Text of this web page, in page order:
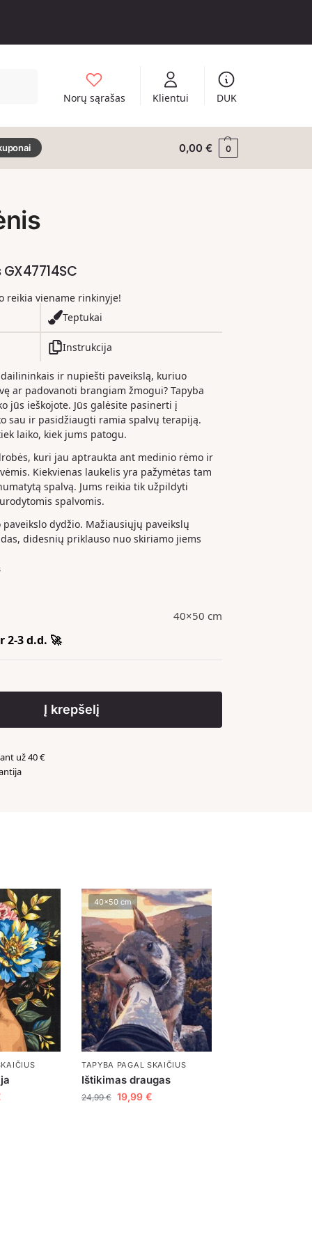
Norų sąrašas Klientui DUK
0,00€ 0
reikia viename rinkinyje!
Teptukai
Instrukcija
ir nupiešti paveikslą, kuriuo
ar padovanoti brangiam žmogui? Tapyba
jūs ieškojote. Jūs galėsite pasinerti į
sau ir pasidžiaugti ramia spalvų terapiją.
laiko, kiek jums patogu.
kuri jau aptraukta ant medinio rėmo ir
Kiekvienas laukelis yra pažymėtas tam
spalvą. Jums reikia tik užpildyti
spalvomis.
dydžio. Mažiausiųjų paveikslų
didesnių priklauso nuo skiriamo jiems
40×50 cm
2-3 d.d. 🚀
Į krepšelį
už 40 €
40x50 cm
TAPYBA PAGAL SKAIČIUS
Ištikimas draugas
24,99€ 19,99 €